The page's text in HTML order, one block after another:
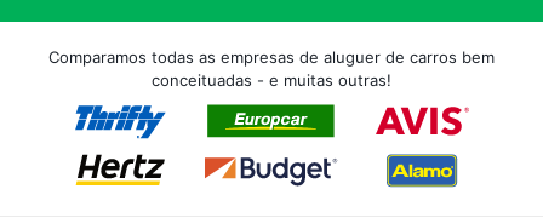
Comparamos todas as empresas de aluguer de carros bem
conceituadas - e muitas outras!